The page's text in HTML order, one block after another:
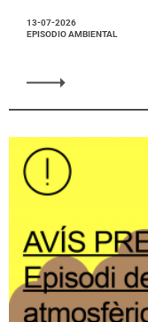
13-07-2026
EPISODIO AMBIENTAL